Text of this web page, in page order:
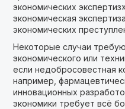
экономических
экономическая
экономических
Некоторые случаи
экономического или
если недобросовестная
например,
инновационных
экономики требует всё